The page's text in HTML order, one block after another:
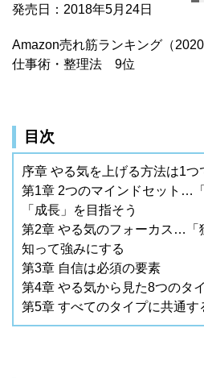
発売日：2018年5月24日
Amazon売れ筋ランキング（2020
仕事術・整理法 9位
目次
序章 やる気を上げる方法は1つ
第1章 2つのマインドセット…
「成長」を目指そう
第2章 やる気のフォーカス…「
知って強みにする
第3章 自信は必須の要素
第4章 やる気から見た8つのタ
第5章 すべてのタイプに共通す